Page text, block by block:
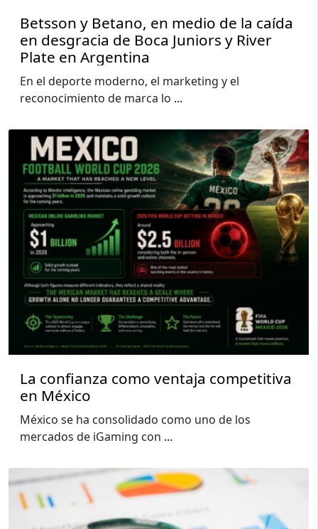
Betsson y Betano, en medio de la caída
en desgracia de Boca Juniors y River
Plate en Argentina
En el deporte moderno, el marketing y el
reconocimiento de marca lo ...
La confianza como ventaja competitiva
en México
México se ha consolidado como uno de los
mercados de iGaming con ...